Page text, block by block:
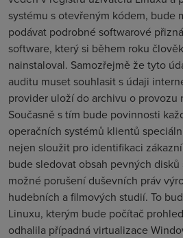
systému s otevřeným kódem, bude
podávat podrobné softwarové
software, který si během roku
nainstaloval. Samozřejmě že tyto
auditu muset souhlasit s údaji
provider uloží do archivu o provozu
Současně s tím bude povinnosti
operačních systémů klientů
nejen sloužit pro identifikaci
bude sledovat obsah pevných
možné porušení duševních práv
hudebních a filmových studií. To
Linuxu, kterým bude počítač
odhalila případná virtualizace